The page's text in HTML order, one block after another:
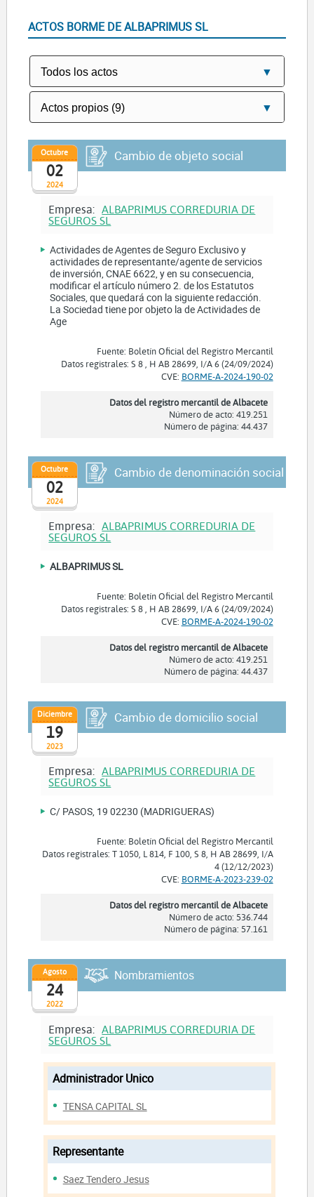
ACTOS BORME DE ALBAPRIMUS SL
2024
Octubre
02
Cambio de objeto social
Empresa: ALBAPRIMUS CORREDURIA DE
SEGUROS SL
Actividades de Agentes de Seguro Exclusivo y
actividades de representante/agente de servicios
de inversión, CNAE 6622, y en su consecuencia,
modificar el artículo número 2. de los Estatutos
Sociales, que quedará con la siguiente redacción.
La Sociedad tiene por objeto la de Actividades de
Age
Fuente: Boletín Oficial del Registro Mercantil
Datos registrales: S 8 , H AB 28699, I/A 6 (24/09/2024)
CVE: BORME-A-2024-190-02
Datos del registro mercantil de Albacete
Número de acto: 419.251
Número de página: 44.437
2024
Octubre
02
Cambio de denominación social
Empresa: ALBAPRIMUS CORREDURIA DE
SEGUROS SL
ALBAPRIMUS SL
Fuente: Boletín Oficial del Registro Mercantil
Datos registrales: S 8 , H AB 28699, I/A 6 (24/09/2024)
CVE: BORME-A-2024-190-02
Datos del registro mercantil de Albacete
Número de acto: 419.251
Número de página: 44.437
2023
Diciembre
19
Cambio de domicilio social
Empresa: ALBAPRIMUS CORREDURIA DE
SEGUROS SL
C/ PASOS, 19 02230 (MADRIGUERAS)
Fuente: Boletín Oficial del Registro Mercantil
Datos registrales: T 1050, L 814, F 100, S 8, H AB 28699, I/A
4 (12/12/2023)
CVE: BORME-A-2023-239-02
Datos del registro mercantil de Albacete
Número de acto: 536.744
Número de página: 57.161
2022
Agosto
24
Nombramientos
Empresa: ALBAPRIMUS CORREDURIA DE
SEGUROS SL
Administrador Unico
TENSA CAPITAL SL
Representante
Saez Tendero Jesus